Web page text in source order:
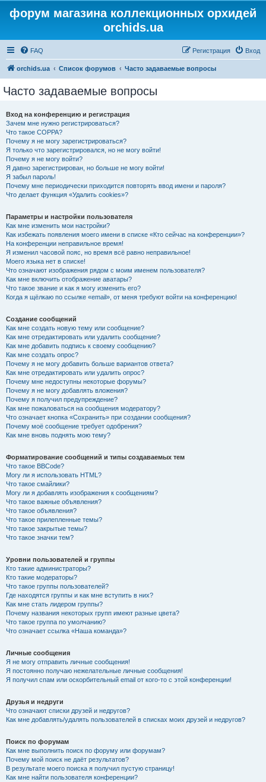
форум магазина коллекционных орхидей
orchids.ua
FAQ Вход
Регистрация
orchids.ua Список форумов Часто задаваемые вопросы
Часто задаваемые вопросы
Вход на конференцию и регистрация
Зачем мне нужно регистрироваться?
Что такое COPPA?
Почему я не могу зарегистрироваться?
Я только что зарегистрировался, но не могу войти!
Почему я не могу войти?
Я давно зарегистрирован, но больше не могу войти!
Я забыл пароль!
Почему мне периодически приходится повторять ввод имени и пароля?
Что делает функция «Удалить cookies»?
Параметры и настройки пользователя
Как мне изменить мои настройки?
Как избежать появления моего имени в списке «Кто сейчас на конференции»?
На конференции неправильное время!
Я изменил часовой пояс, но время всё равно неправильное!
Моего языка нет в списке!
Что означают изображения рядом с моим именем пользователя?
Как мне включить отображение аватары?
Что такое звание и как я могу изменить его?
Когда я щёлкаю по ссылке «email», от меня требуют войти на конференцию!
Создание сообщений
Как мне создать новую тему или сообщение?
Как мне отредактировать или удалить сообщение?
Как мне добавить подпись к своему сообщению?
Как мне создать опрос?
Почему я не могу добавить больше вариантов ответа?
Как мне отредактировать или удалить опрос?
Почему мне недоступны некоторые форумы?
Почему я не могу добавлять вложения?
Почему я получил предупреждение?
Как мне пожаловаться на сообщения модератору?
Что означает кнопка «Сохранить» при создании сообщения?
Почему моё сообщение требует одобрения?
Как мне вновь поднять мою тему?
Форматирование сообщений и типы создаваемых тем
Что такое BBCode?
Могу ли я использовать HTML?
Что такое смайлики?
Могу ли я добавлять изображения к сообщениям?
Что такое важные объявления?
Что такое объявления?
Что такое прилепленные темы?
Что такое закрытые темы?
Что такое значки тем?
Уровни пользователей и группы
Кто такие администраторы?
Кто такие модераторы?
Что такое группы пользователей?
Где находятся группы и как мне вступить в них?
Как мне стать лидером группы?
Почему названия некоторых групп имеют разные цвета?
Что такое группа по умолчанию?
Что означает ссылка «Наша команда»?
Личные сообщения
Я не могу отправить личные сообщения!
Я постоянно получаю нежелательные личные сообщения!
Я получил спам или оскорбительный email от кого-то с этой конференции!
Друзья и недруги
Что означают списки друзей и недругов?
Как мне добавлять/удалять пользователей в списках моих друзей и недругов?
Поиск по форумам
Как мне выполнить поиск по форуму или форумам?
Почему мой поиск не даёт результатов?
В результате моего поиска я получил пустую страницу!
Как мне найти пользователя конференции?